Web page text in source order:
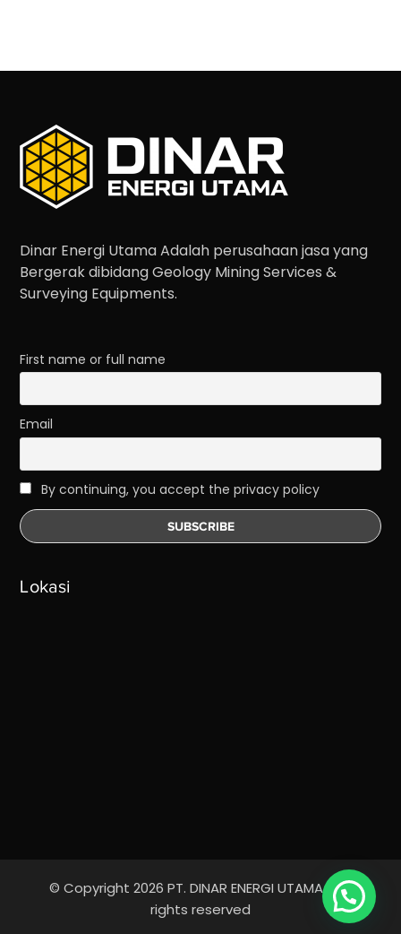
Dinar Energi Utama Adalah perusahaan jasa yang
Bergerak dibidang Geology Mining Services &
Surveying Equipments.
First name or full name
Email
By continuing, you accept the privacy policy
Lokasi
© Copyright 2026 PT. DINAR ENERGI UTAMA - All
rights reserved